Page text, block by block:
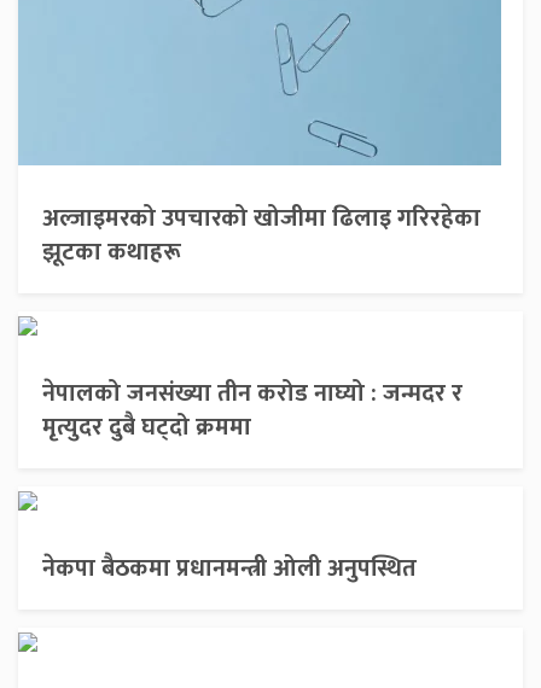
अल्जाइमरको उपचारको खोजीमा ढिलाइ गरिरहेका
झूटका कथाहरू
नेपालको जनसंख्या तीन करोड नाघ्यो : जन्मदर र
मृत्युदर दुबै घट्दो क्रममा
नेकपा बैठकमा प्रधानमन्त्री ओली अनुपस्थित